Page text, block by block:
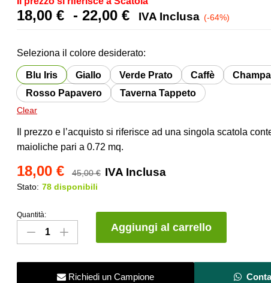
18,00 € - 22,00 € Fascia
da
18,00 €
a
22,00 €
IVA Inclusa (-64%)
Seleziona il colore desiderato:
Blu Iris Giallo Verde Prato Caffè
Rosso Papavero
Taverna Tappeto
Clear
Il prezzo e l’acquisto si riferisce ad una singola scatola
maioliche pari a 0.72 mq.
18,00 € 45,00€ IVA Inclusa
Stato: 78 disponibili
Collezione
Cafe
Mar
Quantità:
Aggiungi al carrello
e
Richiedi un Campione